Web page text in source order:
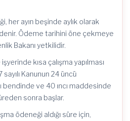
her ayın beşinde aylık olarak
Ödeme tarihini öne çekmeye
Bakanı yetkilidir.
kısa çalışma yapılması
Kanunun 24 üncü
bendinde ve 40 ıncı maddesinde
sonra başlar.
ödeneği aldığı süre için,